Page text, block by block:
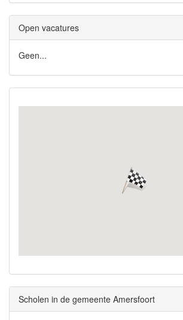
Open vacatures
Geen...
Scholen in de gemeente Amersfoort